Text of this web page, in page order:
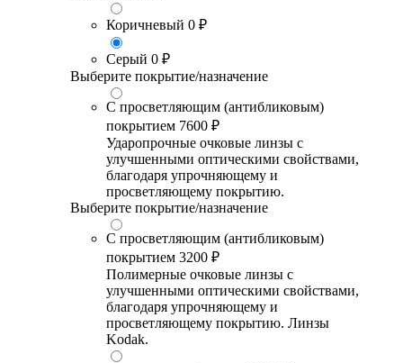
Коричневый 0 ₽
Серый 0 ₽
Выберите покрытие/назначение
С просветляющим (антибликовым)
покрытием 7600 ₽
Ударопрочные очковые линзы с
улучшенными оптическими свойствами,
благодаря упрочняющему и
просветляющему покрытию.
Выберите покрытие/назначение
С просветляющим (антибликовым)
покрытием 3200 ₽
Полимерные очковые линзы с
улучшенными оптическими свойствами,
благодаря упрочняющему и
просветляющему покрытию. Линзы
Kodak.